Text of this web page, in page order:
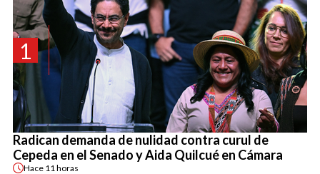
1
Radican demanda de nulidad contra curul de
Cepeda en el Senado y Aida Quilcué en Cámara
Hace 11 horas